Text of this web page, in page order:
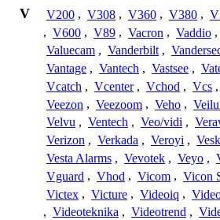
V V200 , V308 , V360 , V380 ,
, V600 , V89 , Vacron , Vaddio ,
Valuecam , Vanderbilt ,
Vantage , Vantech , Vastsee ,
Vcatch , Vcenter , Vchod , Vcs ,
Veezon , Veezoom , Veho ,
Velvu , Ventech , Veo/vidi ,
Verizon , Verkada , Veroyi ,
Vesta Alarms , Vevotek , Veyo ,
Vguard , Vhod , Vicom , Vicon
Victex , Victure , Videoiq ,
, Videoteknika , Videotrend ,